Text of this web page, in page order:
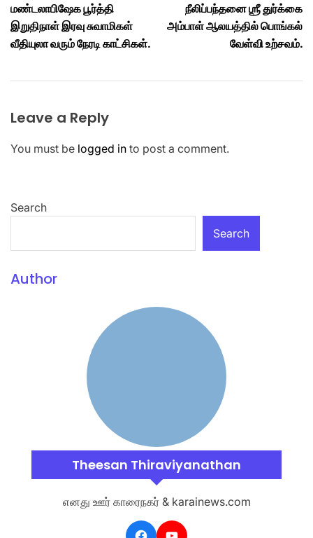
மண்டலாபிஷேக பூர்த்தி
இறுதிநாள் இரவு சுவாமிகள்
வீதியுலா வரும் நேரடி காட்சிகள்.
நீலிப்பந்தனை ஶ்ரீ துர்க்கை
அம்பாள் ஆலயத்தில் பொங்கல்
வேள்வி உற்சவம்.
Leave a Reply
You must be logged in to post a comment.
Search
Search
Author
Theesan Thiraviyanathan
எனது ஊர் காரைநகர் & karainews.com